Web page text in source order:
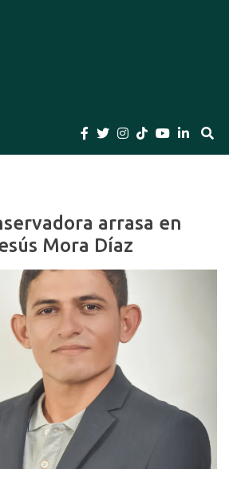
de la Casa Editorial el
y Libros
arrasa en
Mora Díaz